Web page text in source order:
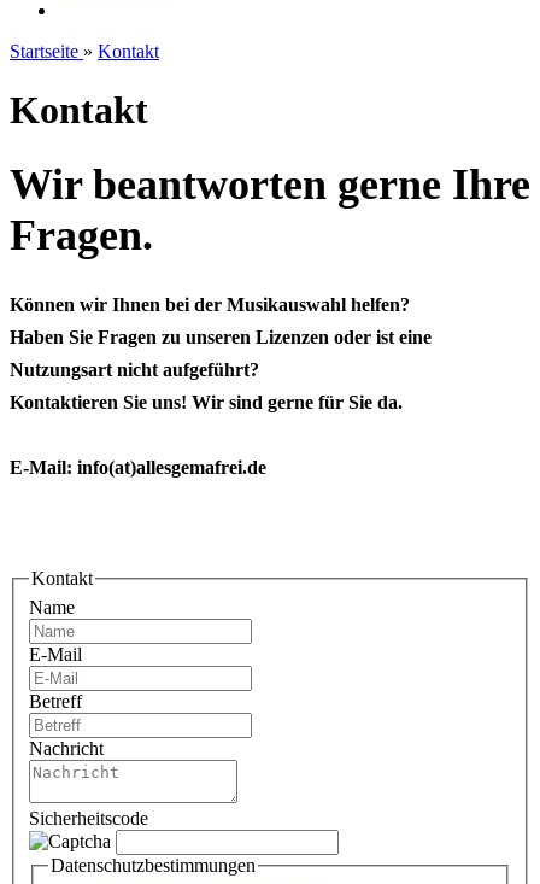
Startseite » Kontakt
Kontakt
Wir beantworten gerne Ihre
Fragen.
Können wir Ihnen bei der Musikauswahl helfen?
Haben Sie Fragen zu unseren Lizenzen oder ist eine
Nutzungsart nicht aufgeführt?
Kontaktieren Sie uns! Wir sind gerne für Sie da.
E-Mail: info(at)allesgemafrei.de
Kontakt
Name
E-Mail
Betreff
Nachricht
Sicherheitscode
Datenschutzbestimmungen